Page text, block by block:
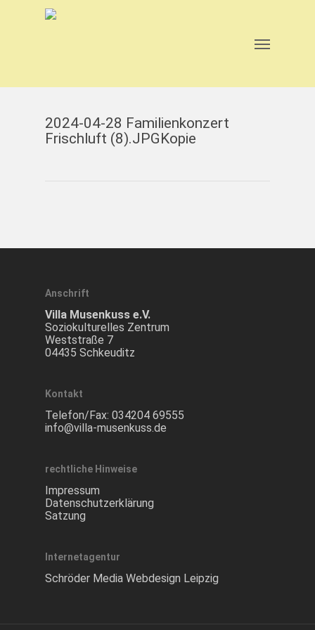
2024-04-28 Familienkonzert
Frischluft (8).JPGKopie
Anschrift
Villa Musenkuss e.V.
Soziokulturelles Zentrum
Weststraße 7
04435 Schkeuditz
Kontakt
Telefon/Fax: 034204 69555
info@villa-musenkuss.de
rechtliche Hinweise
Impressum
Datenschutzerklärung
Satzung
Internetagentur
Schröder Media Webdesign Leipzig